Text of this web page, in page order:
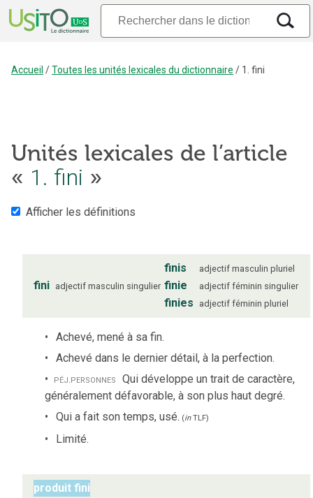
Accueil /Toutes les unités lexicales du dictionnaire / 1. fini
Unités lexicales de l’article
« 1. fini »
Afficher les définitions
fini adjectif masculin singulier
finis adjectif masculin pluriel
finie adjectif féminin singulier
finies adjectif féminin pluriel
Achevé, mené à sa fin.
Achevé dans le dernier détail, à la perfection.
péj.personnes Qui développe un trait de caractère,
généralement défavorable, à son plus haut degré.
Qui a fait son temps, usé. (inTLF)
Limité.
produit fini